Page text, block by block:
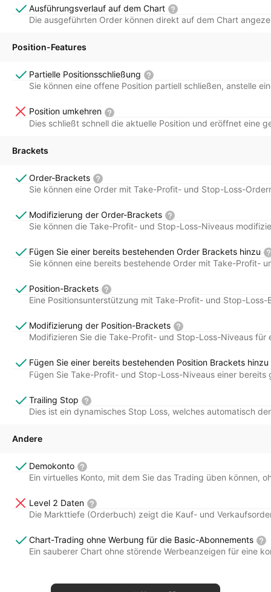
Ausführungsverlauf auf dem Chart
Die ausgeführten Order können direkt auf dem Chart
Position-Features
Partielle Positionsschließung
Sie können eine offene Position partiell schließen, anstelle
Position umkehren
Dies schließt schnell die aktuelle Position und eröffnet eine
Brackets
Order-Brackets
Sie können eine Order mit Take-Profit- und Stop-Loss-
Modifizierung der Order-Brackets
Sie können die Take-Profit- und Stop-Loss-Niveaus
Fügen Sie einer bereits bestehenden Order Brackets hinzu
Sie können eine bereits bestehende Order mit Take-Profit-
Position-Brackets
Eine Positionsunterstützung mit Take-Profit- und Stop-Loss-
Modifizierung der Position-Brackets
Modifizieren Sie die Take-Profit- und Stop-Loss-Niveaus für
Fügen Sie einer bereits bestehenden Position Brackets hinzu
Fügen Sie Take-Profit- und Stop-Loss-Niveaus einer bereits
Trailing Stop
Dies ist ein dynamisches Stop Loss, welches automatisch
Andere
Demokonto
Ein virtuelles Konto, mit dem Sie das Trading üben können,
Level 2 Daten
Die Markttiefe (Orderbuch) zeigt die Kauf- und
Chart-Trading ohne Werbung für die Basic-Abonnements
Ein sauberer Chart ohne störende Werbeanzeigen für eine